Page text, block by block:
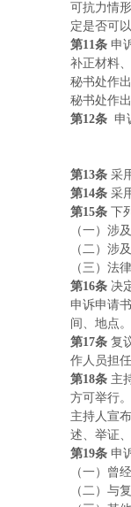
可抗力情
定是否可
第11条 申
补正材料
秘书处作
秘书处作
第12条 申
第13条 采
第14条 采
第15条 下
（一） 涉
（二） 涉
（三） 法
第16条 决
申诉申请
间、地点。
第17条 复
作人员担
第18条 主
方可举行
主持人宣
述、举证
第19条 申
（一） 曾
（二） 与